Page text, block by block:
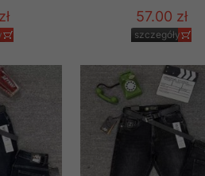
57.00 zł
szczegóły